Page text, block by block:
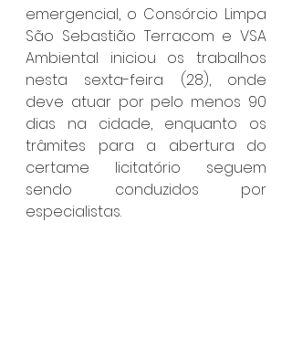
emergencial, o Consórcio Limpa
São Sebastião Terracom e VSA
Ambiental iniciou os trabalhos
nesta sexta-feira (28), onde
deve atuar por pelo menos 90
dias na cidade, enquanto os
trâmites para a abertura do
certame licitatório seguem
sendo conduzidos por
especialistas.